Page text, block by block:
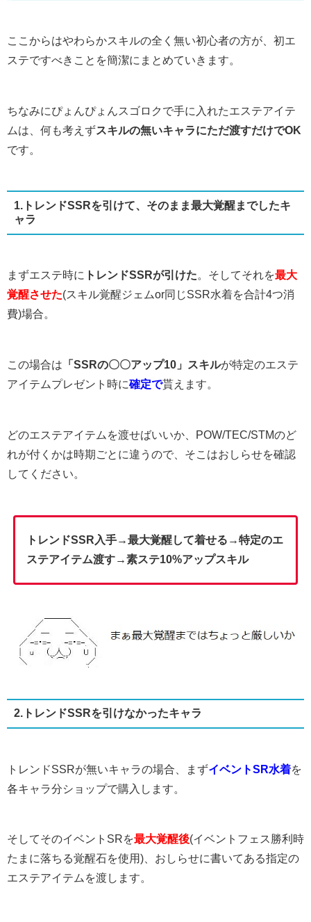
ここからはやわらかスキルの全く無い初心者の方が、初エ
ステですべきことを簡潔にまとめていきます。
ちなみにぴょんぴょんスゴロクで手に入れたエステアイテ
ムは、何も考えずスキルの無いキャラにただ渡すだけでOK
です。
1.トレンドSSRを引けて、そのまま最大覚醒までしたキ
ャラ
まずエステ時に トレンドSSRが引けた。そしてそれを最大
覚醒させた(スキル覚醒ジェムor同じSSR水着を合計4つ消
費)場合。
この場合は 「SSRの〇〇アップ10」スキルが特定のエステ
アイテムプレゼント時に確定で貰えます。
どのエステアイテムを渡せばいいか、POW/TEC/STMのど
れが付くかは時期ごとに違うので、そこはおしらせを確認
してください。
トレンドSSR入手→最大覚醒して着せる→特定のエ
ステアイテム渡す→素ステ10%アップスキル
2.トレンドSSRを引けなかったキャラ
トレンドSSRが無いキャラの場合、まずイベントSR水着を
各キャラ分ショップで購入します。
そしてそのイベントSRを最大覚醒後(イベントフェス勝利時
たまに落ちる覚醒石を使用)、おしらせに書いてある指定の
エステアイテムを渡します。